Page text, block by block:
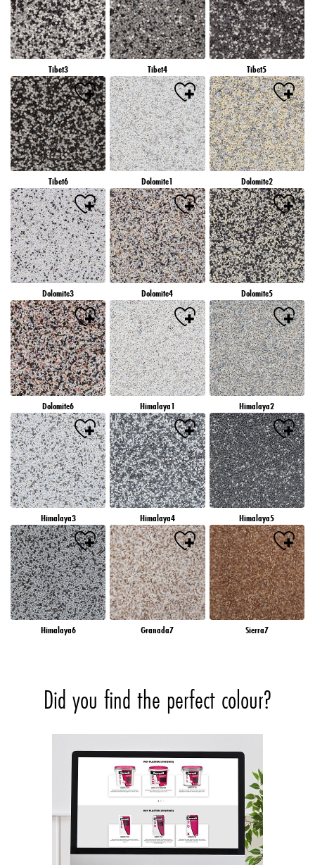
Tibet3 Tibet4 Tibet5
Tibet6 Dolomite1 Dolomite2
Dolomite3 Dolomite4 Dolomite5
Dolomite6 Himalaya1 Himalaya2
Himalaya3 Himalaya4 Himalaya5
Himalaya6 Granada7 Sierra7
Did you find the perfect colour?